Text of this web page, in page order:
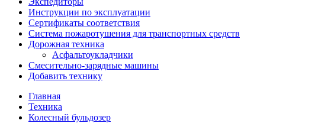
Инструкции по эксплуатации
Сертификаты соответствия
Система пожаротушения для транспортных средств
Дорожная техника
Асфальтоукладчики
Смесительно-зарядные машины
Добавить технику
Главная
Техника
Колесный бульдозер